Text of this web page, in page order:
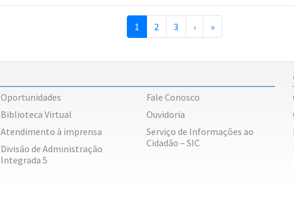
1 (current)
2 3 › »
Oportunidades
Biblioteca Virtual
Atendimento à imprensa
Divisão de Administração
Integrada 5
Fale Conosco
Ouvidoria
Serviço de Informações ao
Cidadão – SIC